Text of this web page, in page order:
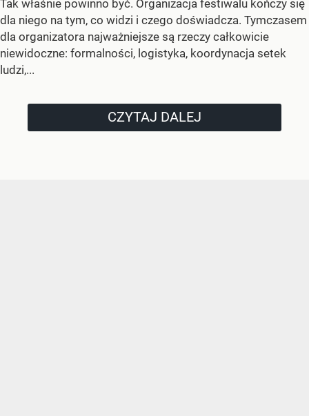
Tak właśnie powinno być. Organizacja festiwalu kończy się
dla niego na tym, co widzi i czego doświadcza. Tymczasem
dla organizatora najważniejsze są rzeczy całkowicie
niewidoczne: formalności, logistyka, koordynacja setek
ludzi,...
CZYTAJ DALEJ